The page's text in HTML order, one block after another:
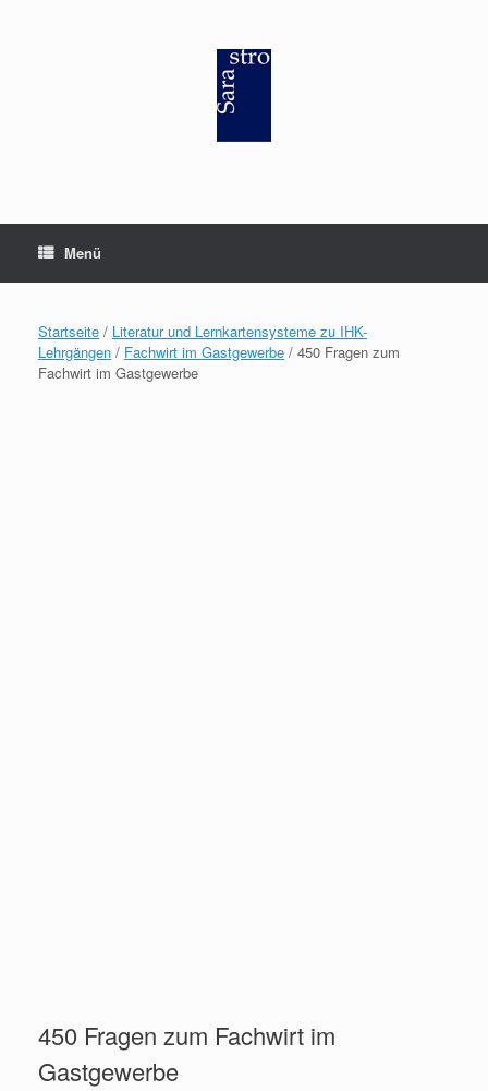
Menü
Startseite / Literatur und Lernkartensysteme zu IHK-
Lehrgängen / Fachwirt im Gastgewerbe / 450 Fragen zum
Fachwirt im Gastgewerbe
450 Fragen zum Fachwirt im
Gastgewerbe